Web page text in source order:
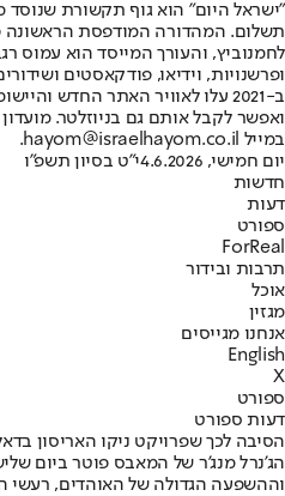
"ישראל היום" הוא גוף תקשורת שנוסד
ופרשנויות, וידיאו, פודקאסטים
ב-2021 עלו לאוויר האתר החדש
ואפשר לקבל אותם גם בניוזלטר.
במייל hayom@israelhayom.co.il.
יום חמישי, 4.6.2026
י"ט בסיון תשפ"ו
חדשות
דעות
ספורט
ForReal
תרבות ובידור
אוכל
מגזין
אנחנו מגייסים
English
X
ספורט
דעות ספורט
הסיבה לכך שפרויקט ניקו האריסון
הג'נרל מנג'ר של המאבס פוטר ביום
וההשפעה הגדולה של האוהדים, רעשי